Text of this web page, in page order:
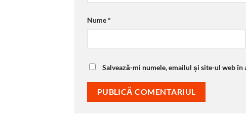
Nume*
Salvează-mi numele, emailul și site-ul web